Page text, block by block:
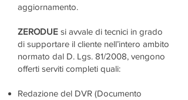
aggiornamento.
ZERODUE si avvale di tecnici in grado
di supportare il cliente nell’intero ambito
normato dal D. Lgs. 81/2008, vengono
offerti serviti completi quali:
Redazione del DVR (Documento